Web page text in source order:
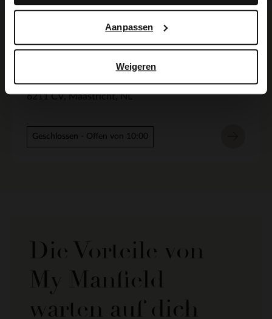
Aanpassen
Weigeren
Geschlossen- Offen von 10:00
Manfield Maastricht
6211 CV Maastricht NL
Geschlossen - Offen von 10:00
Die Vorteile von
My Manfield
warten auf dich